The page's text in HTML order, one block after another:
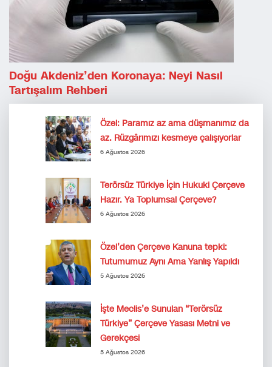
Doğu Akdeniz’den Koronaya: Neyi Nasıl
Tartışalım Rehberi
Özel: Paramız az ama düşmanımız da
az. Rüzgârımızı kesmeye çalışıyorlar
6 Ağustos 2026
Terörsüz Türkiye İçin Hukuki Çerçeve
Hazır. Ya Toplumsal Çerçeve?
6 Ağustos 2026
Özel’den Çerçeve Kanuna tepki:
Tutumumuz Aynı Ama Yanlış Yapıldı
5 Ağustos 2026
İşte Meclis’e Sunulan “Terörsüz
Türkiye” Çerçeve Yasası Metni ve
Gerekçesi
5 Ağustos 2026